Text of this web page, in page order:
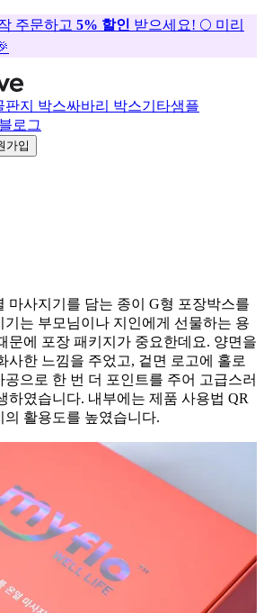
주문하고 5% 할인 받으세요! 🌕 미리
판지 박스싸바리 박스기타샘플
블로그
가입
마사지기를 담는 종이 G형 포장박스를
는 부모님이나 지인에게 선물하는 용
문에 포장 패키지가 중요한데요. 양면을
사한 느낌을 주었고, 겉면 로고에 홀로
으로 한 번 더 포인트를 주어 고급스러
하였습니다. 내부에는 제품 사용법 QR
의 활용도를 높였습니다.